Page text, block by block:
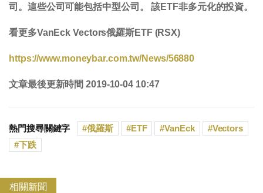
司。這些公司可能包括中型公司。 該ETF非多元化的投資。
看更多VanEck Vectors俄羅斯ETF (RSX)
https://www.moneybar.com.tw/News/56880
文章最後更新時間 2019-10-04 10:47
熱門搜尋關鍵字 俄羅斯 ETF VanEck
Vectors
下跌
相關新聞